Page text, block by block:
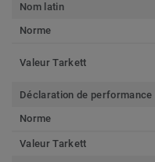
Nom latin
Norme
Valeur Tarkett
Déclaration de performance
Norme
Valeur Tarkett